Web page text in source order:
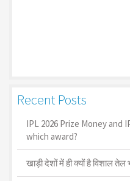
Recent Posts
IPL 2026 Prize Money and
which award?
खाड़ी देशों में ही क्यों है व‍िशाल तेल